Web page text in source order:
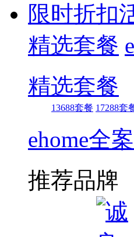
限时折扣
精选套餐
精选套餐
13688套餐 17288套
ehome全
推荐品牌